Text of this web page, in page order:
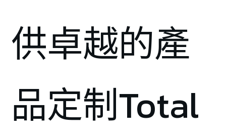
供卓越的產
品定制Total